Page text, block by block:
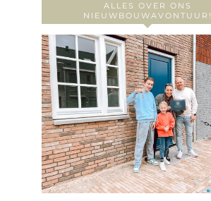
ALLES OVER ONS
NIEUWBOUWAVONTUUR!